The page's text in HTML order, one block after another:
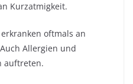
Kurzatmigkeit.
oftmals an
Allergien und
auftreten.